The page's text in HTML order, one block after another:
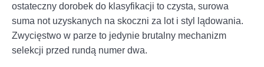
ostateczny dorobek do klasyfikacji to czysta, surowa
suma not uzyskanych na skoczni za lot i styl lądowania.
Zwycięstwo w parze to jedynie brutalny mechanizm
selekcji przed rundą numer dwa.